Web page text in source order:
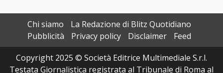
Chi siamo
La Redazione di Blitz Quotidiano
Pubblicità
Privacy policy Disclaimer
Feed
Copyright 2025 © Società Editrice Multimediale S.r.l.
Testata Giornalistica registrata al Tribunale di Roma al